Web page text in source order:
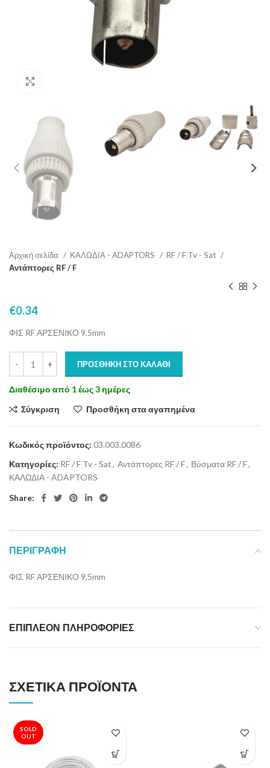
Αρχική σελίδα ΚΑΛΩΔΙΑ - ADAPTORS
RF / F Tv - Sat
Αντάπτορες RF / F
€0.34
ΦΙΣ RF ΑΡΣΕΝΙΚΟ 9.5mm
ΠΡΟΣΘΉΚΗ ΣΤΟ ΚΑΛΆΘΙ
Διαθέσιμο από 1 έως 3 ημέρες
Σύγκριση
Προσθήκη στα αγαπημένα
Κωδικός προϊόντος: 03.003.0086
Κατηγορίες: RF / F Tv - Sat, Αντάπτορες RF / F, Βύσματα RF / F,
ΚΑΛΩΔΙΑ - ADAPTORS
Share:
ΠΕΡΙΓΡΑΦΉ
ΦΙΣ RF ΑΡΣΕΝΙΚΟ 9,5mm
ΕΠΙΠΛΈΟΝ ΠΛΗΡΟΦΟΡΊΕΣ
ΣΧΕΤΙΚΆ ΠΡΟΪΌΝΤΑ
SOLD
OUT